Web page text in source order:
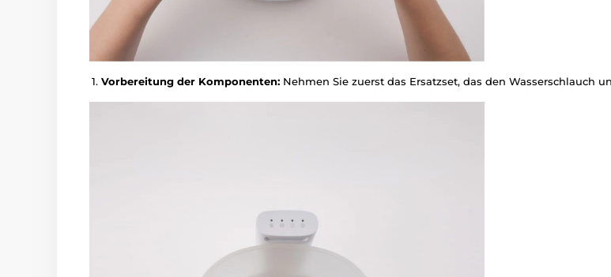
Vorbereitung der Komponenten: Nehmen Sie zuerst das Ersatzset, das den Wasserschlauch